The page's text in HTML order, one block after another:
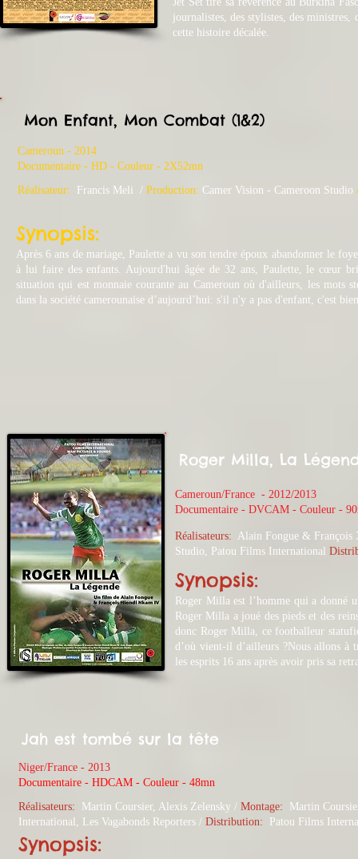
journalistes, des stylistes, des ministres,
cette histoire décalée.
Mon Enfant, Mon Combat (1&2)
Cameroun - 2014
​Documentaire - HD - Couleur - 2X52mn
Réalisateur:
Francis Meli / Production: Camer Vision - Cameroon Studio
Synopsis:
Après 6 ans de mariage, Paulette a vu son tendre époux abandonner le
à lui faire des enfants. Aujourd'hui âgée de 32 ans, Paulette, le cœur
situation qui est monnaie courante au Cameroun où d'ailleurs, les mots
dans la société camerounaise d’aujourd’hui: s'il n'y a pas d'enfant, c'est
Roger Milla, La
Cameroun/France - 2012/2013
​Documentaire - DVCAM - Couleur -
Réalisateurs: Alain Fongue & François
Studio, Patou Films International
Synopsis:
​Roger Milla est l’homme qui a donné
Roger Milla a joué des pieds et des
donc Roger Milla, ce footballeur
d’où vient-il d’ailleurs ?Nous allons à
les esprits 16 ans après avoir pris sa
Niger/France - 2013
​Documentaire - HDCAM - Couleur - 48mn
Réalisateurs:
Martin Coursier, Alexis Zelensky / ​Montage:
Martin
International , Les Vagabonds Reporters / Distribution: Patou Films
Synopsis:
Jah est tombé sur la tête